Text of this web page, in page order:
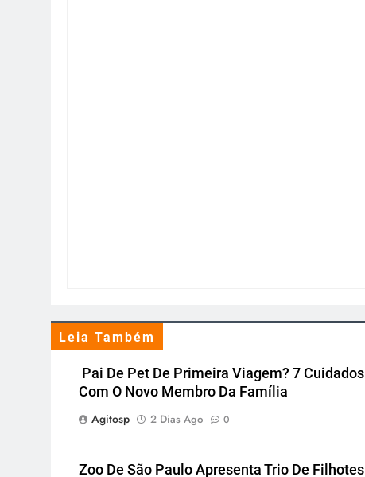
Leia Também
Pai De Pet De Primeira Viagem? 7 Cuidados
Com O Novo Membro Da Família
Agitosp
2 Dias Ago 0
Zoo De São Paulo Apresenta Trio De Filhotes